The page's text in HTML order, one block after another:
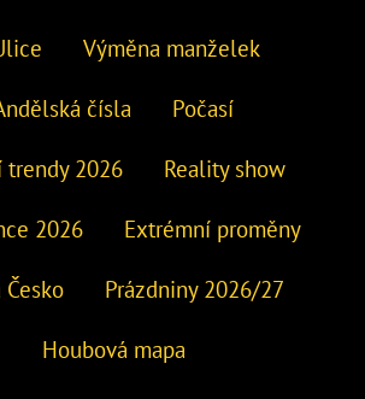
Výměna manželek
čísla Počasí
trendy 2026 Reality show
2026 Extrémní proměny
Česko Prázdniny 2026/27
Houbová mapa